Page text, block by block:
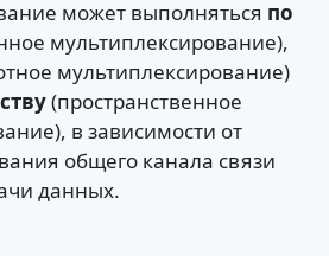
может выполняться по
мультиплексирование),
мультиплексирование)
(пространственное
в зависимости от
общего канала связи
данных.